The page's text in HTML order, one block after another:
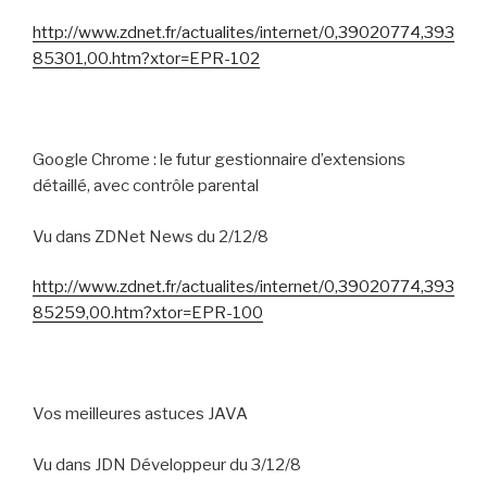
http://www.zdnet.fr/actualites/internet/0,39020774,393
85301,00.htm?xtor=EPR-102
Google Chrome : le futur gestionnaire d’extensions
détaillé, avec contrôle parental
Vu dans ZDNet News du 2/12/8
http://www.zdnet.fr/actualites/internet/0,39020774,393
85259,00.htm?xtor=EPR-100
Vos meilleures astuces JAVA
Vu dans JDN Développeur du 3/12/8